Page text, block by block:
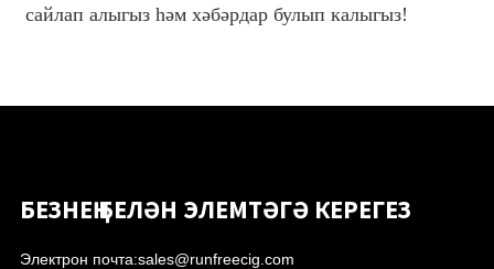
сайлап алыгыз һәм хәбәрдар булып калыгыз!
БЕЗНЕҢ БЕЛӘН ЭЛЕМТӘГӘ КЕРЕГЕЗ
Электрон почта:sales@runfreecig.com